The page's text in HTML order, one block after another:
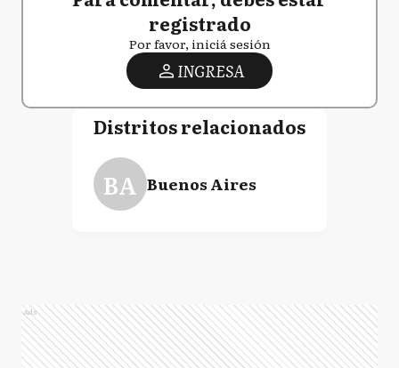
registrado
Por favor, iniciá sesión
INGRESA
Distritos relacionados
BA Buenos Aires
Ads